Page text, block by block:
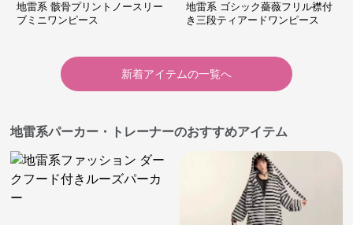
地雷系 骸骨プリントノースリー
ブミニワンピース
地雷系 ゴシック薔薇フリル襟付
き三段ティアードワンピース
新着アイテムの一覧へ
地雷系パーカー・トレーナーのおすすめアイテム